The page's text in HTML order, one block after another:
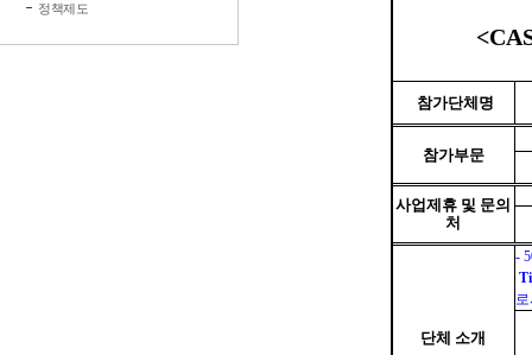
정책제도